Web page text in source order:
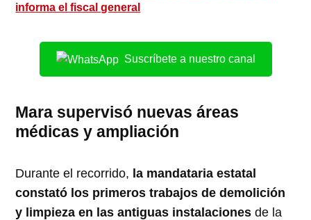
informa el fiscal general
Suscríbete a nuestro canal
Mara supervisó nuevas áreas
médicas y ampliación
Durante el recorrido, la mandataria estatal
constató los primeros trabajos de demolición
y limpieza en las antiguas instalaciones de la